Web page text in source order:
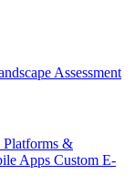
Assessment
Platforms &
Apps Custom E-